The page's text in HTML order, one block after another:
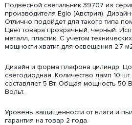
Подвесной светильник 39707 из
производителя Eglo (Австрия).
Отлично подойдет для такого типа
Цвет товара прозрачный, черный.
металл, пластик. С учетом
мощности хватит для освещения 2.7
Дизайн и форма плафона цилиндр.
светодиодная. Количество ламп 10
составляет 5 Вт. Общая мощность 50
Вольт.
Уровень защищенности от влаги и
гарантия на товар 2 года.